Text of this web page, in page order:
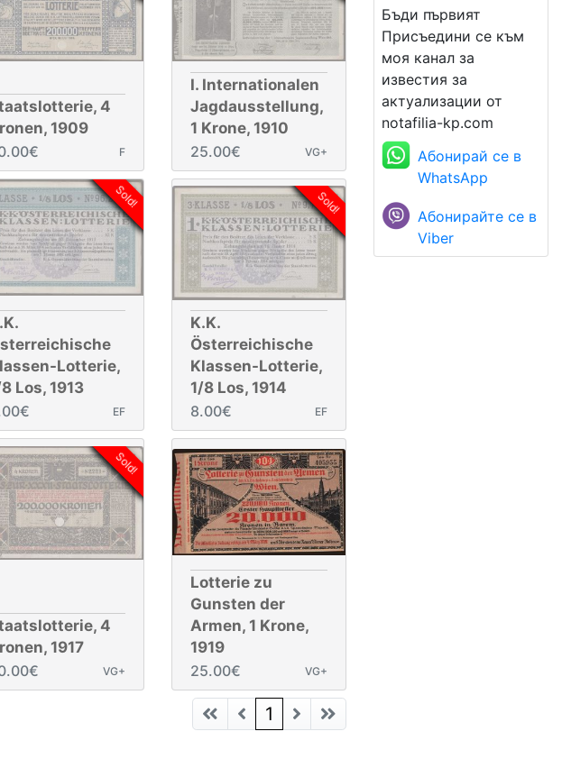
4
1909
F
I. Internationalen
Jagdausstellung,
1 Krone, 1910
25.00€
VG+
Sold!
Lotterie,
Los, 1913
EF
Sold!
K.K.
Österreichische
Klassen-Lotterie,
1/8 Los, 1914
8.00€
EF
Sold!
4
1917
VG+
Lotterie zu
Gunsten der
Armen, 1 Krone,
1919
25.00€
VG+
1 (current)
Бъди първият
Присъедини се към
моя канал за
известия за
актуализации от
notafilia-kp.com
Абонирай се в
WhatsApp
Абонирайте се в
Viber